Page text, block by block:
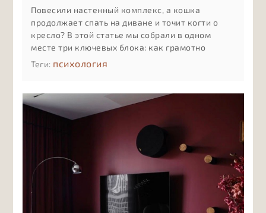
Повесили настенный комплекс, а кошка
продолжает спать на диване и точит когти о
кресло? В этой статье мы собрали в одном
месте три ключевых блока: как грамотно
разместить комплекс на стене с учётом
ухаживать за деревом, тканью и креплениями,
чтобы комплекс служил долго и оставался
безопасным.
Теги: психология